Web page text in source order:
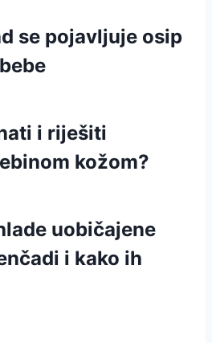
se pojavljuje osip
i riješiti
kožom?
uobičajene
i kako ih